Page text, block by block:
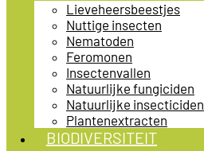
Lieveheersbeestjes
Nuttige insecten
Nematoden
Feromonen
Insectenvallen
Natuurlijke fungiciden
Natuurlijke insecticiden
Plantenextracten
BIODIVERSITEIT